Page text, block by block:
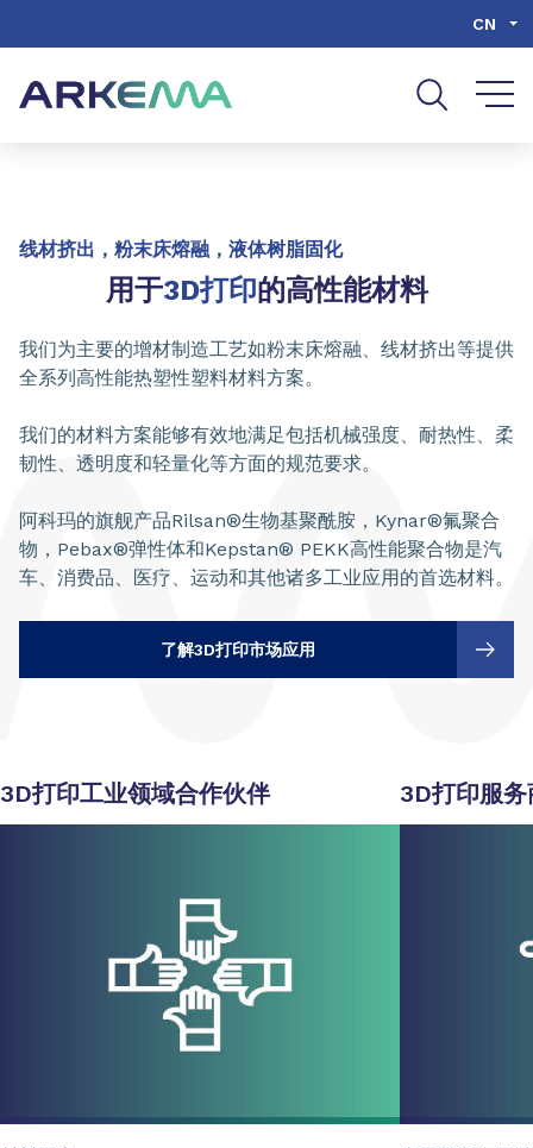
CN
线材挤出，粉末床熔融，液体树脂固化
用于3D打印的高性能材料
我们为主要的增材制造工艺如粉末床熔融、线材挤出等提供
全系列高性能热塑性塑料材料方案。
我们的材料方案能够有效地满足包括机械强度、耐热性、柔
韧性、透明度和轻量化等方面的规范要求。
阿科玛的旗舰产品Rilsan®生物基聚酰胺，Kynar®氟聚合
物，Pebax®弹性体和Kepstan® PEKK高性能聚合物是汽
车、消费品、医疗、运动和其他诸多工业应用的首选材料。
了解3D打印市场应用
3D打印工业领域合作伙伴 3D打印服务